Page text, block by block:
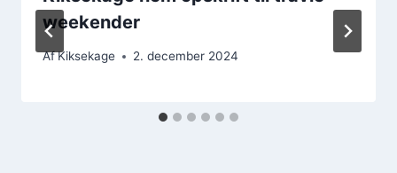
weekender
AfKiksekage 2. december 2024